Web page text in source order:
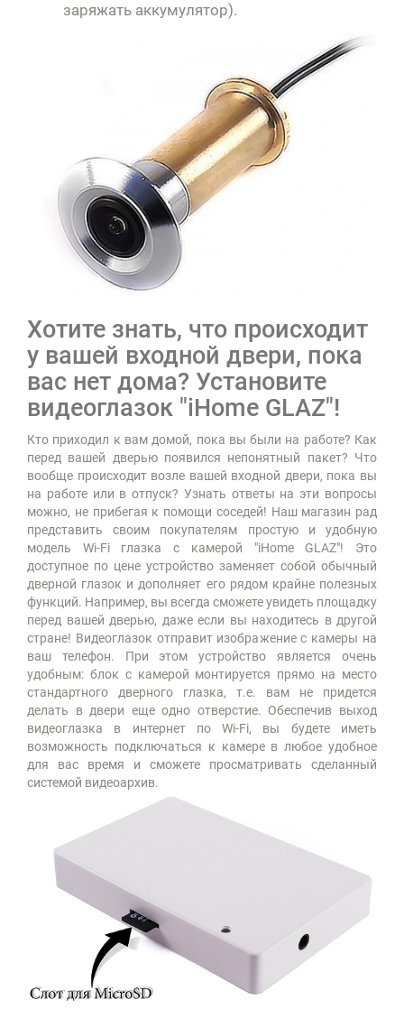
заряжать аккумулятор).
Хотите знать, что происходит
у вашей входной двери, пока
вас нет дома? Установите
видеоглазок "iHome GLAZ"!
Кто приходил к вам домой, пока вы были на работе? Как
перед вашей дверью появился непонятный пакет? Что
вообще происходит возле вашей входной двери, пока вы
на работе или в отпуск? Узнать ответы на эти вопросы
можно, не прибегая к помощи соседей! Наш магазин рад
представить своим покупателям простую и удобную
модель Wi-Fi глазка с камерой "iHome GLAZ"! Это
доступное по цене устройство заменяет собой обычный
дверной глазок и дополняет его рядом крайне полезных
функций. Например, вы всегда сможете увидеть площадку
перед вашей дверью, даже если вы находитесь в другой
стране! Видеоглазок отправит изображение с камеры на
ваш телефон. При этом устройство является очень
удобным: блок с камерой монтируется прямо на место
стандартного дверного глазка, т.е. вам не придется
делать в двери еще одно отверстие. Обеспечив выход
видеоглазка в интернет по Wi-Fi, вы будете иметь
возможность подключаться к камере в любое удобное
для вас время и сможете просматривать сделанный
системой видеоархив.